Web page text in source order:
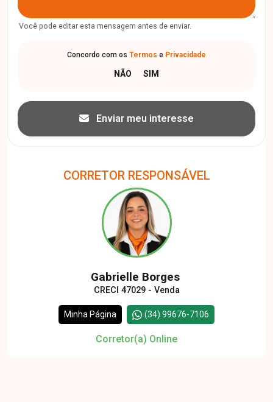
Você pode editar esta mensagem antes de enviar.
Concordo com os Termos e Privacidade
Enviar meu interesse
CORRETOR RESPONSÁVEL
Gabrielle Borges
CRECI 47029 - Venda
Minha Página (34) 99676-7106
Corretor(a) Online